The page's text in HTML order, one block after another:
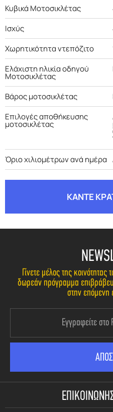
Κυβικά Μοτοσικλέτας
Ισχύς
Χωρητικότητα ντεπόζιτο
Ελάχιστη ηλικία οδηγού
Μοτοσικλέτας
Βάρος μοτοσικλέτας
Επιλογές αποθήκευσης
μοτοσικλέτας
Όριο χιλιομέτρων ανά ημέρα
ΚΑΝΤΕ
Γίνετε μέλος της
δωρεάν πρόγραμμα
στην επόμενη